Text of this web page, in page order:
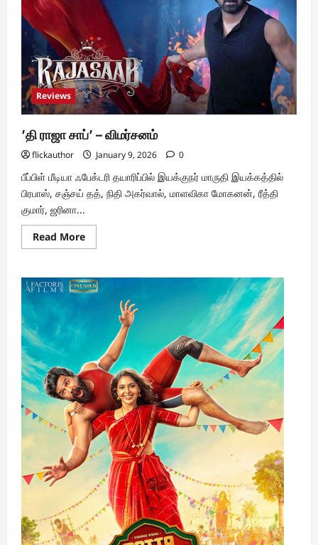
Reviews
’தி ராஜா சாப்’ – விமர்சனம்
flickauthor January 9, 2026 0
பீப்பிள் மீடியா ஃபேக்டரி தயாரிப்பில் இயக்குநர் மாருதி இயக்கத்தில்
பிரபாஸ், சஞ்சய் தத், நிதி அகர்வால், மாளவிகா மோகனன், ரீத்தி
குமார், ஜரினா...
Read MoreRead
more
ராஜா
சாப்’
–
விமர்சனம்